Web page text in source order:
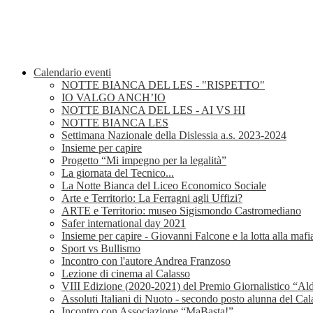
Calendario eventi
NOTTE BIANCA DEL LES - "RISPETTO"
IO VALGO ANCH’IO
NOTTE BIANCA DEL LES - AI VS HI
NOTTE BIANCA LES
Settimana Nazionale della Dislessia a.s. 2023-2024
Insieme per capire
Progetto “Mi impegno per la legalità”
La giornata del Tecnico...
La Notte Bianca del Liceo Economico Sociale
Arte e Territorio: La Ferragni agli Uffizi?
ARTE e Territorio: museo Sigismondo Castromediano
Safer international day 2021
Insieme per capire - Giovanni Falcone e la lotta alla
Sport vs Bullismo
Incontro con l'autore Andrea Franzoso
Lezione di cinema al Calasso
VIII Edizione (2020-2021) del Premio Giornalistico
Assoluti Italiani di Nuoto - secondo posto alunna del